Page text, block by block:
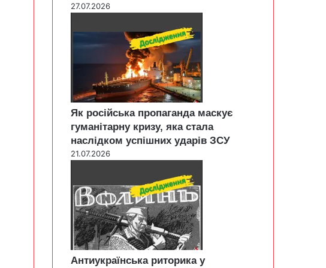
27.07.2026
Як російська пропаганда маскує
гуманітарну кризу, яка стала
наслідком успішних ударів ЗСУ
21.07.2026
Антиукраїнська риторика у